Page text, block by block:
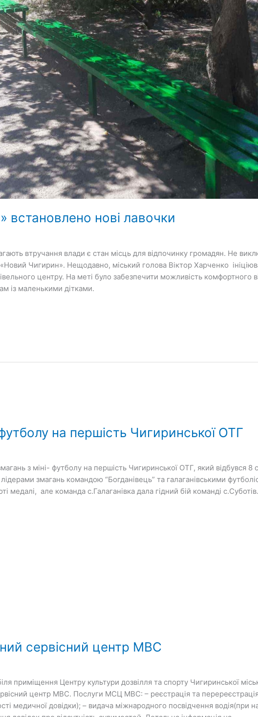
встановлено нові лавочки
втручання влади є стан місць для відпочинку громадян. Не
Чигирин». Нещодавно, міський голова Віктор Харченко
центру. На меті було забезпечити можливість комфортного
із маленькими дітками.
на першість Чигиринської ОТГ
з міні- футболу на першість Чигиринської ОТГ, який відбувся 8
змагань командою “Богданівець” та галаганівськими
медалі, але команда с.Галаганівка дала гідний бій команді
сервісний центр МВС
приміщення Центру культури дозвілля та спорту Чигиринської
центр МВС. Послуги МCЦ МВС: – реєстрація та
медичної довідки); – видача міжнародного посвідчення водія(при